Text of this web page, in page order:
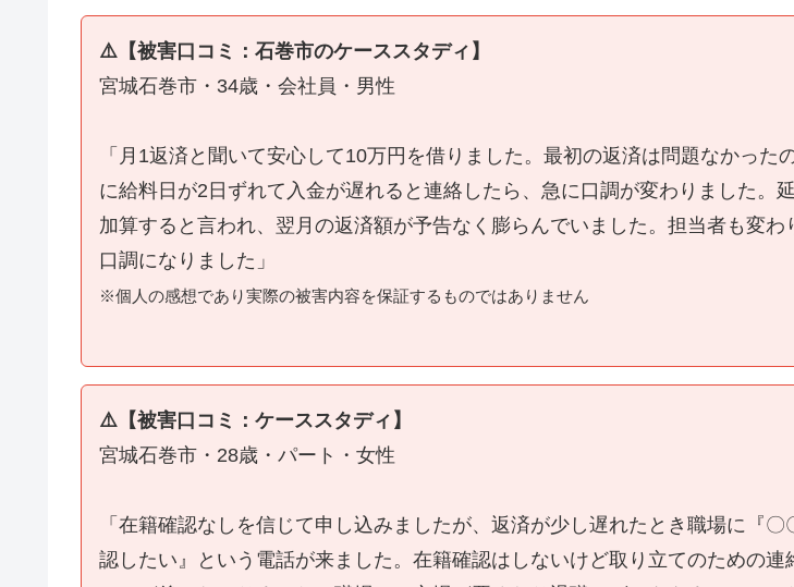
⚠️【被害口コミ：石巻市のケーススタディ】
宮城石巻市・34歳・会社員・男性
「月1返済と聞いて安心して10万円を借りました。最初の返済は問題なかった
に給料日が2日ずれて入金が遅れると連絡したら、急に口調が変わりました。
加算すると言われ、翌月の返済額が予告なく膨らんでいました。担当者も変わ
口調になりました」
※個人の感想であり実際の被害内容を保証するものではありません
⚠️【被害口コミ：ケーススタディ】
宮城石巻市・28歳・パート・女性
「在籍確認なしを信じて申し込みましたが、返済が少し遅れたとき職場に『〇
認したい』という電話が来ました。在籍確認はしないけど取り立てのための連